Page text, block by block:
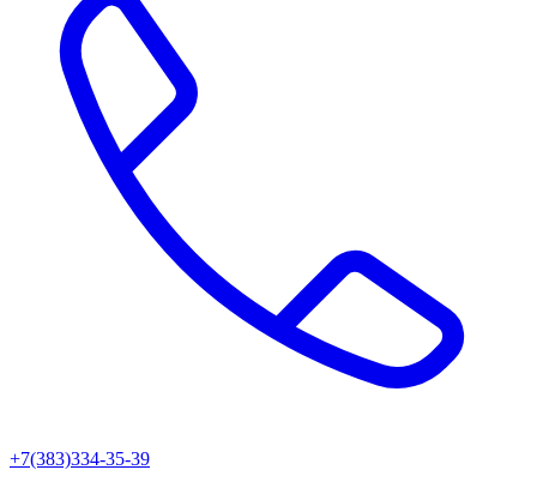
+7(383)334-35-39